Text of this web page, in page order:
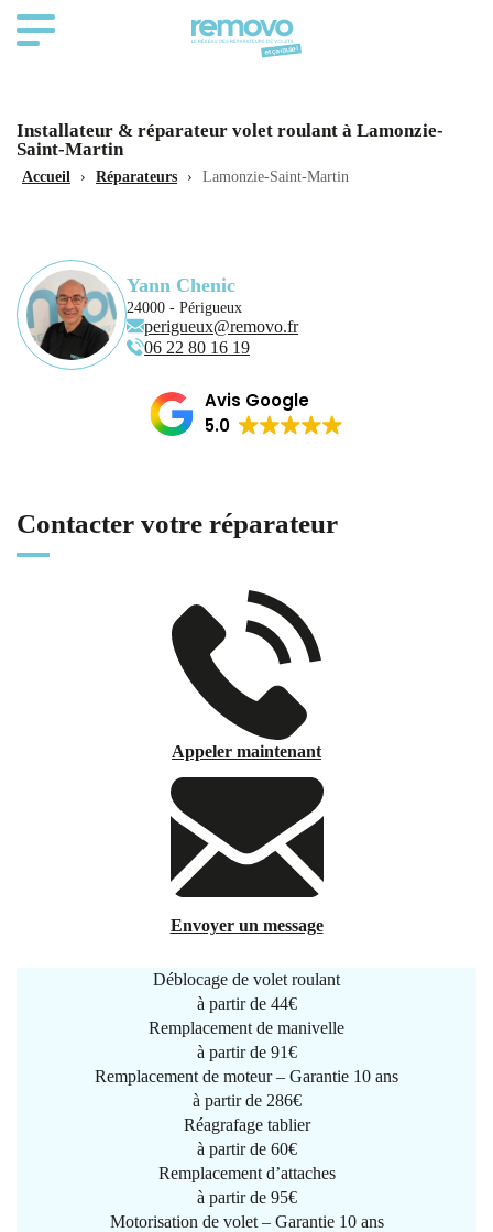
Installateur & réparateur volet roulant à Lamonzie-
Saint-Martin
Accueil › Réparateurs › Lamonzie-Saint-Martin
Yann Chenic
24000 - Périgueux
perigueux@removo.fr
06 22 80 16 19
Avis Google
5.0
Contacter votre réparateur
Appeler maintenant
Envoyer un message
Déblocage de volet roulant
à partir de 44€
Remplacement de manivelle
à partir de 91€
Remplacement de moteur – Garantie 10 ans
à partir de 286€
Réagrafage tablier
à partir de 60€
Remplacement d’attaches
à partir de 95€
Motorisation de volet – Garantie 10 ans